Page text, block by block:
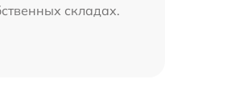
складах.